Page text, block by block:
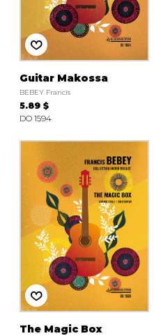
AUTRES PRODUITS
Guitar Makossa
BEBEY Francis
5.89 $
DO 1594
The Magic Box